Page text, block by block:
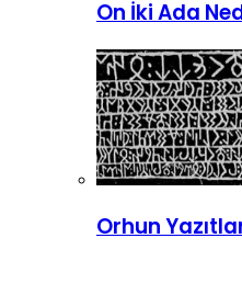
On İki Ada
Orhun